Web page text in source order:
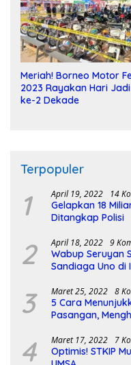
Meriah! Borneo Motor
2023 Rayakan Hari Jadi
ke-2 Dekade
Terpopuler
1 April 19, 2022 14
Gelapkan 18
Ditangkap Polisi
2 April 18, 2022 9
Wabup Seruyan
Sandiaga Uno di
3 Maret 25, 2022 8
5 Cara
Pasangan,
4 Maret 17, 2022 7
Optimis! STKIP